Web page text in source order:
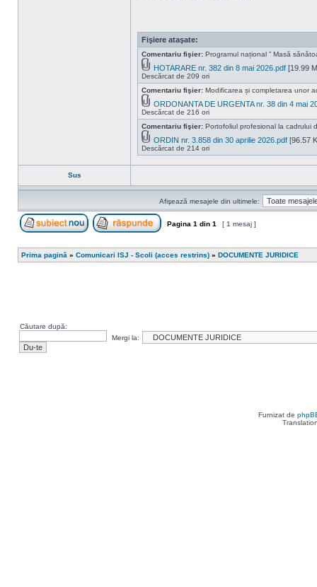
Fişiere ataşate:
Comentariu fişier: Programul național ” Masă
HOTARARE nr. 382 din 8 mai 2026.pdf [19.99
Descărcat de 209 ori
Comentariu fişier: Modificarea și completarea unor
ORDONANTA DE URGENTA nr. 38 din 4 mai
Descărcat de 216 ori
Comentariu fişier: Portofoliul profesional la cadrului
ORDIN nr. 3.858 din 30 aprilie 2026.pdf [96.57
Descărcat de 214 ori
Sus
Afişează mesajele din ultimele:
Pagina 1 din 1 [ 1 mesaj ]
Prima pagină » Comunicari ISJ - Scoli (acces restrins) » DOCUMENTE JURIDICE
Căutare după:
Mergi la:
Furnizat de